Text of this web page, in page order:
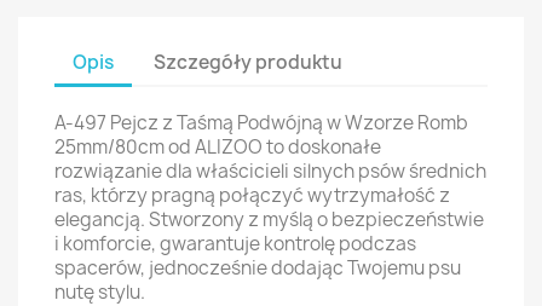
Opis Szczegóły produktu
A-497 Pejcz z Taśmą Podwójną w Wzorze Romb
25mm/80cm od ALIZOO to doskonałe
rozwiązanie dla właścicieli silnych psów średnich
ras, którzy pragną połączyć wytrzymałość z
elegancją. Stworzony z myślą o bezpieczeństwie
i komforcie, gwarantuje kontrolę podczas
spacerów, jednocześnie dodając Twojemu psu
nutę stylu.